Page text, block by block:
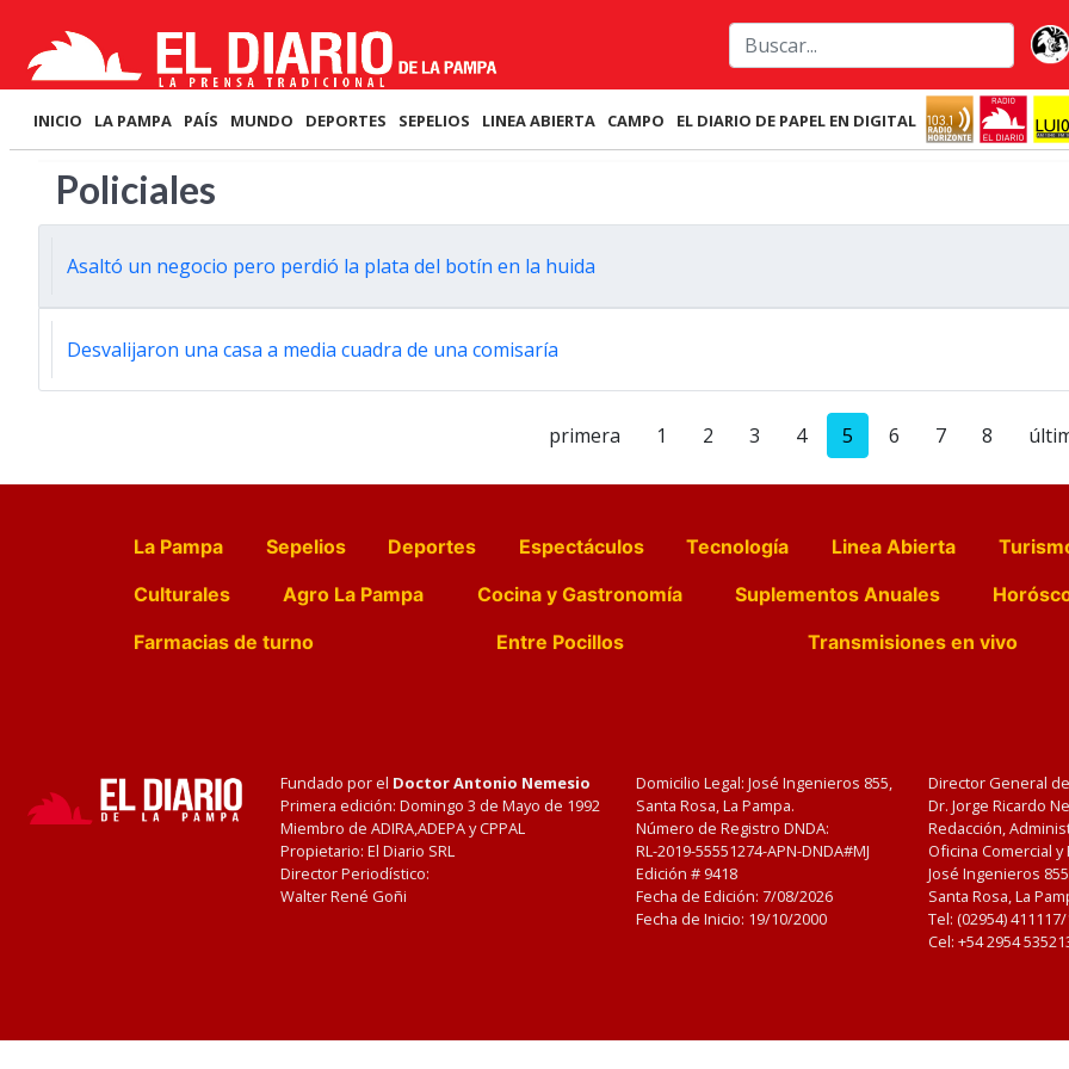
INICIO LA PAMPA PAÍS MUNDO DEPORTES SEPELIOS LINEA ABIERTA CAMPO EL DIARIO DE PAPEL EN DIGITAL
Policiales
Asaltó un negocio pero perdió la plata del botín en la huida
Desvalijaron una casa a media cuadra de una comisaría
primera 1 2 3 4 5 6 7 8
La Pampa Sepelios Deportes Espectáculos Tecnología Linea Abierta
Culturales
Agro La Pampa Cocina y Gastronomía Suplementos Anuales
Farmacias de turno
Entre Pocillos Transmisiones en vivo
Fundado por el Doctor Antonio Nemesio
Primera edición: Domingo 3 de Mayo de 1992
Miembro de ADIRA,ADEPA y CPPAL
Propietario: El Diario SRL
Director Periodístico:
Walter René Goñi
Domicilio Legal: José Ingenieros 855,
Santa Rosa, La Pampa.
Número de Registro DNDA:
RL-2019-55551274-APN-DNDA#MJ
Edición # 9418
Fecha de Edición: 7/08/2026
Fecha de Inicio: 19/10/2000
Director General
Dr. Jorge Ricardo
Redacción,
Oficina Comercial
José Ingenieros
Santa Rosa, La
Tel: (02954)
Cel: +54 2954